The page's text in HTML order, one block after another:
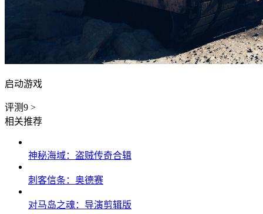
启动游戏
评测9 >
相关推荐
神秘海域：盗贼传奇合辑
刺客信条：奥德赛
对马岛之魂：导演剪辑版